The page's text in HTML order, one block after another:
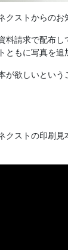
クストからのお
料請求で配布し
ともに写真を追
が欲しいという
クストの印刷見